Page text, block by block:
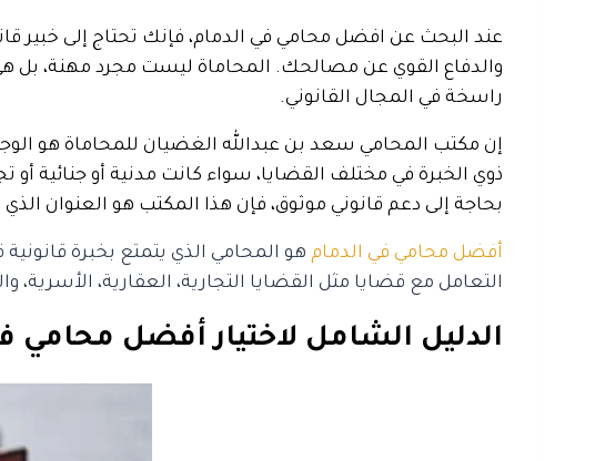
عند البحث عن افضل محامي في الدمام، فإنك تحتاج إلى خبير
والدفاع القوي عن مصالحك. المحاماة ليست مجرد مهنة، بل
راسخة في المجال القانوني.
إن مكتب المحامي سعد بن عبدالله الغضيان للمحاماة هو
ذوي الخبرة في مختلف القضايا، سواء كانت مدنية أو جنائية أو
بحاجة إلى دعم قانوني موثوق، فإن هذا المكتب هو العنوان
أفضل محامي في الدمام هو المحامي الذي يتمتع بخبرة
التعامل مع قضايا مثل القضايا التجارية، العقارية،
الدليل الشامل لاختيار أفضل محامي